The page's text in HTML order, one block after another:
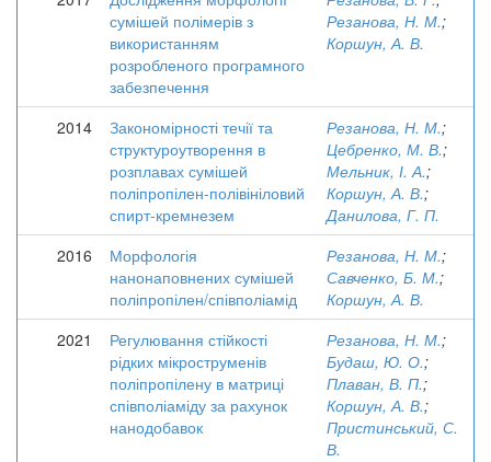
сумішей полімерів з
використанням
розробленого програмного
забезпечення
Резанова, Н. М.;
Коршун, А. В.
2014
Закономірності течії та
структуроутворення в
розплавах сумішей
поліпропілен-полівініловий
спирт-кремнезем
Резанова, Н. М.;
Цебренко, М. В.;
Мельник, І. А.;
Коршун, А. В.;
Данилова, Г. П.
2016
Морфологія
нанонаповнених сумішей
поліпропілен/співполіамід
Резанова, Н. М.;
Савченко, Б. М.;
Коршун, А. В.
2021
Регулювання стійкості
рідких мікроструменів
поліпропілену в матриці
співполіаміду за рахунок
нанодобавок
Резанова, Н. М.;
Будаш, Ю. О.;
Плаван, В. П.;
Коршун, А. В.;
Пристинський, С.
В.